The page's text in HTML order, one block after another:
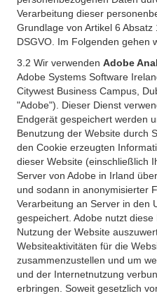
Verarbeitung dieser
Grundlage von Artikel 6
DSGVO. Im Folgenden gehen
3.2 Wir verwenden Adobe
Adobe Systems Software
Citywest Business Campus,
"Adobe"). Dieser Dienst
Endgerät gespeichert werden
Benutzung der Website durch
den Cookie erzeugten
dieser Website (einschließlich
Server von Adobe in Irland
und sodann in anonymisierter
Verarbeitung an Server in den
gespeichert. Adobe nutzt
Nutzung der Website
Websiteaktivitäten für die
zusammenzustellen und um
und der Internetnutzung
erbringen. Soweit gesetzlich